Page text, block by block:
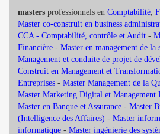
masters professionnels en Comptabilité,
Master co-construit en business
CCA - Comptabilité, contrôle et Audit -
Financière - Master en management de la
Management et conduite de projet de
Construit en Management et
Entreprises - Master Management de la
Master Marketing Digital et Management
Master en Banque et Assurance - Master
(Intelligence des Affaires) - Master
informatique - Master ingénierie des